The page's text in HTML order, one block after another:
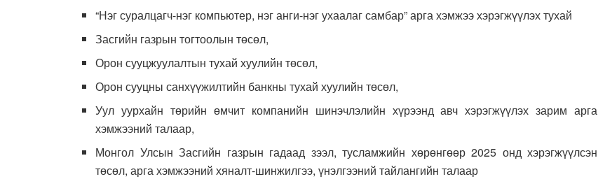
“Нэг суралцагч-нэг компьютер, нэг анги-нэг ухаалаг самбар” арга хэмжээ хэрэгжүүлэх тухай
Засгийн газрын тогтоолын төсөл,
Орон сууцжуулалтын тухай хуулийн төсөл,
Орон сууцны санхүүжилтийн банкны тухай хуулийн төсөл,
Уул уурхайн төрийн өмчит компанийн шинэчлэлийн хүрээнд авч хэрэгжүүлэх зарим арга
хэмжээний талаар,
Монгол Улсын Засгийн газрын гадаад зээл, тусламжийн хөрөнгөөр 2025 онд хэрэгжүүлсэн
төсөл, арга хэмжээний хяналт-шинжилгээ, үнэлгээний тайлангийн талаар